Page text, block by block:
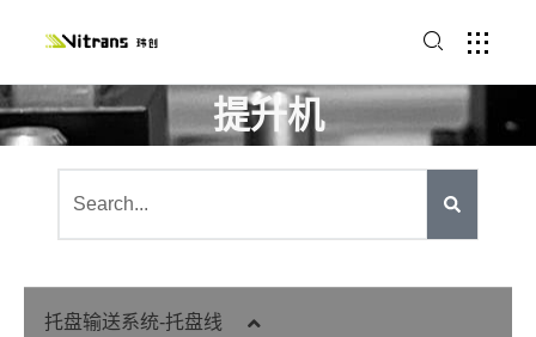
提升机
托盘输送系统-托盘线